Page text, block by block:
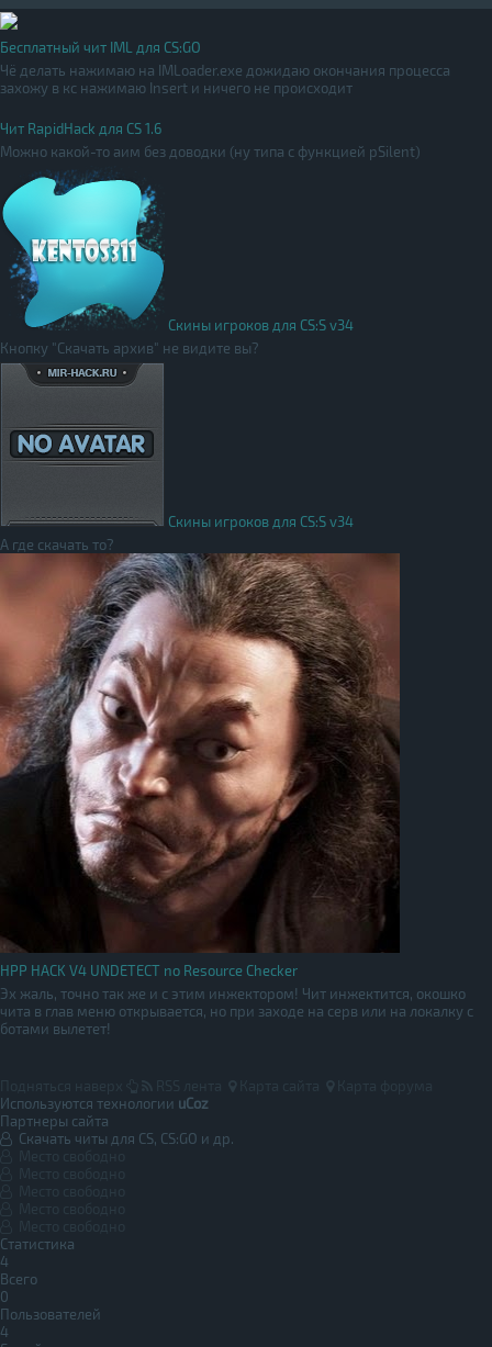
Бесплатный чит IML для CS:GO
Чё делать нажимаю на IMLoader.exe дожидаю окончания процесса
захожу в кс нажимаю Insert и ничего не происходит
Чит RapidHack для CS 1.6
Можно какой-то аим без доводки (ну типа с функцией pSilent)
Скины игроков для CS:S v34
Кнопку "Скачать архив" не видите вы?
Скины игроков для CS:S v34
А где скачать то?
HPP HACK V4 UNDETECT no Resource Checker
Эх жаль, точно так же и с этим инжектором! Чит инжектится, окошко
чита в глав меню открывается, но при заходе на серв или на локалку с
ботами вылетет!
Используются технологии uCoz
Партнеры сайта
Скачать читы для CS, CS:GO и др.
Статистика
4
Всего
0
Пользователей
4